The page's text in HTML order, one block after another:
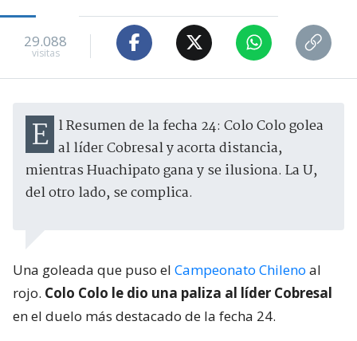
29.088
visitas
El Resumen de la fecha 24: Colo Colo golea al líder Cobresal y acorta distancia,
mientras Huachipato gana y se ilusiona. La U,
del otro lado, se complica.
Una goleada que puso el Campeonato Chileno al
rojo. Colo Colo le dio una paliza al líder Cobresal
en el duelo más destacado de la fecha 24.